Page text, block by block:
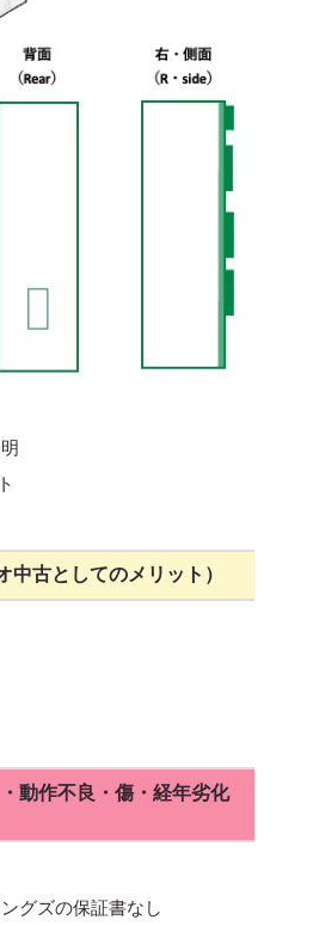
古としてのメリット）
動作不良・傷・経年劣化
グズの保証書なし